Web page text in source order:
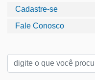
Cadastre-se
Fale Conosco